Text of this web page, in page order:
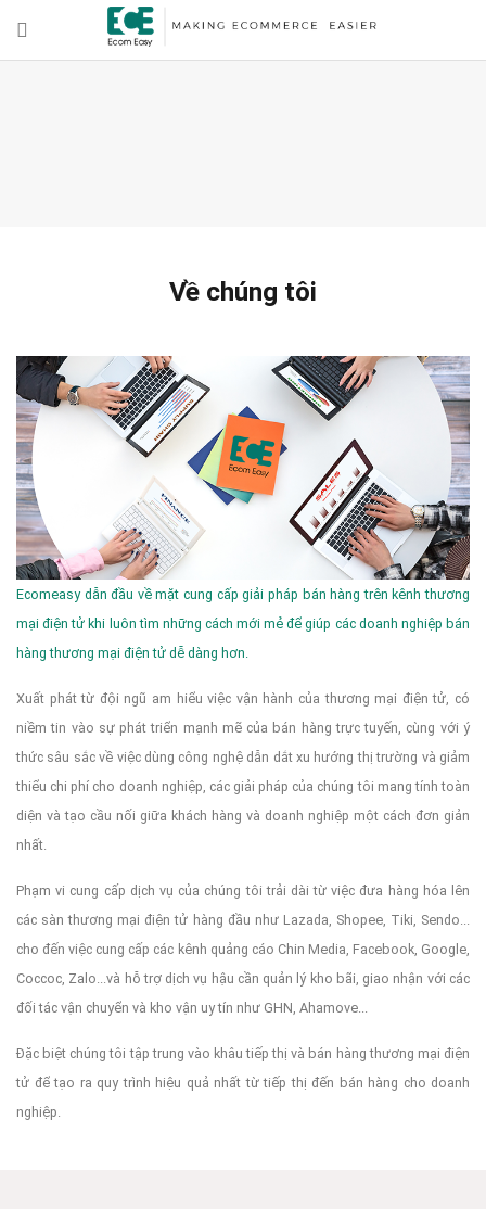
Về chúng tôi
Ecomeasy dẫn đầu về mặt cung cấp giải pháp bán hàng trên kênh thương
mại điện tử khi luôn tìm những cách mới mẻ để giúp các doanh nghiệp bán
hàng thương mại điện tử dễ dàng hơn.
Xuất phát từ đội ngũ am hiểu việc vận hành của thương mại điện tử, có
niềm tin vào sự phát triển mạnh mẽ của bán hàng trực tuyến, cùng với ý
thức sâu sắc về việc dùng công nghệ dẫn dắt xu hướng thị trường và giảm
thiểu chi phí cho doanh nghiệp, các giải pháp của chúng tôi mang tính toàn
diện và tạo cầu nối giữa khách hàng và doanh nghiệp một cách đơn giản
nhất.
Phạm vi cung cấp dịch vụ của chúng tôi trải dài từ việc đưa hàng hóa lên
các sàn thương mại điện tử hàng đầu như Lazada, Shopee, Tiki, Sendo...
cho đến việc cung cấp các kênh quảng cáo Chin Media, Facebook, Google,
Coccoc, Zalo...và hỗ trợ dịch vụ hậu cần quản lý kho bãi, giao nhận với các
đối tác vận chuyển và kho vận uy tín như GHN, Ahamove...
Đặc biệt chúng tôi tập trung vào khâu tiếp thị và bán hàng thương mại điện
tử để tạo ra quy trình hiệu quả nhất từ tiếp thị đến bán hàng cho doanh
nghiệp.